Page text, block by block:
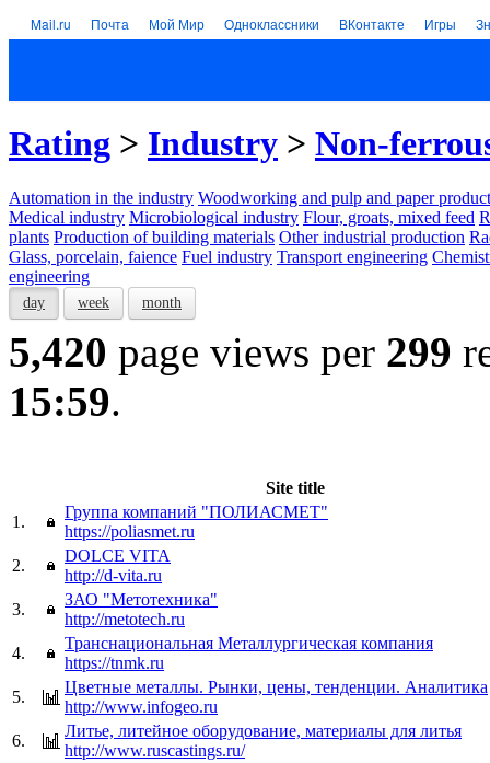
Mail.ru Почта Мой Мир Одноклассники ВКонтакте Игры
Rating > Industry > Non-
Automation in the industry Woodworking and pulp and paper
Medical industry Microbiological industry Flour, groats, mixed feed
plants Production of building materials Other industrial production
Glass, porcelain, faience Fuel industry Transport engineering
engineering
day week month
5,420 page views per 299
15:59.
Site title
1.
Группа компаний "ПОЛИАСМЕТ"
https://poliasmet.ru
2.
DOLCE VITA
http://d-vita.ru
3.
ЗАО "Метотехника"
http://metotech.ru
4.
Транснациональная Металлургическая компания
https://tnmk.ru
5.
Цветные металлы. Рынки, цены, тенденции. Аналитика
http://www.infogeo.ru
6.
Литье, литейное оборудование, материалы для литья
http://www.ruscastings.ru/